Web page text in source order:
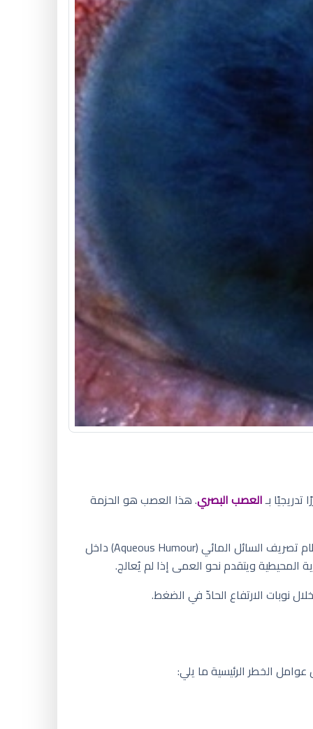
بـالعصب البصري. هذا العصب هو الحزمة
(IOP - Intraocular Pressure) بشكل غير طبيعي، بسبب خلل في نظام تصريف السائل المائي (Aqueous Humour) داخل
المحيطية ويتقدم نحو العمى إذا لم يُعالج.
نوبات الارتفاع الحادّ في الضغط.
الخطر الرئيسية ما يلي: